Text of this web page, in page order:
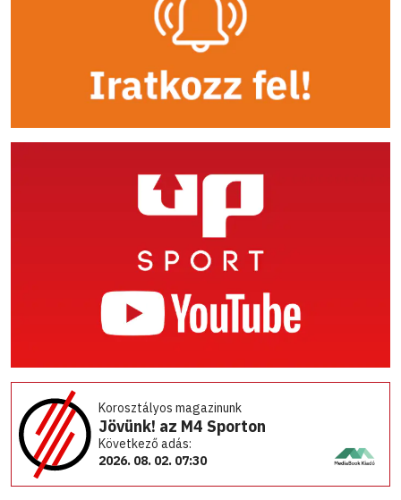
Korosztályos magazinunk
Jövünk! az M4 Sporton
Következő adás:
2026. 08. 02. 07:30